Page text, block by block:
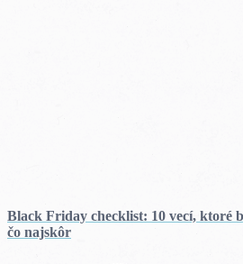
Black Friday checklist: 10 vecí, ktoré
čo najskôr